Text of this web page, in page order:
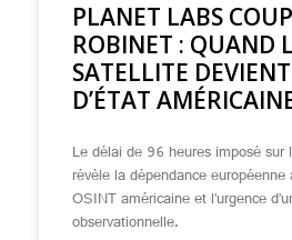
PLANET LABS
ROBINET : QUAND
SATELLITE
D’ÉTAT
Le délai de 96 heures imposé
révèle la dépendance européenne
OSINT américaine et l’urgence
observationnelle.